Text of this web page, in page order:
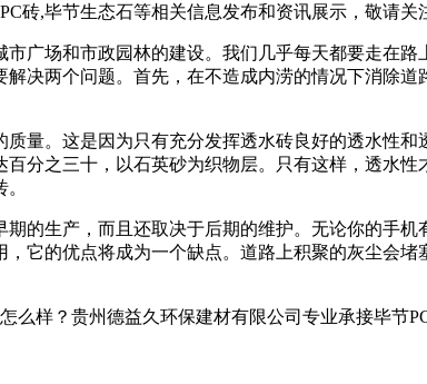
砖,毕节生态石等相关信息发布和资讯展示，敬请关
广场和市政园林的建设。我们几乎每天都要走在
决两个问题。首先，在不造成内涝的情况下消除
质量。这是因为只有充分发挥透水砖良好的透水性
分之三十，以石英砂为织物层。只有这样，透水
生产，而且还取决于后期的维护。无论你的手机
它的优点将成为一个缺点。道路上积聚的灰尘会
样？贵州德益久环保建材有限公司专业承接毕节